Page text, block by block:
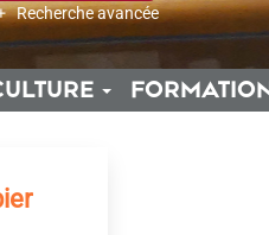
Recherche avancée